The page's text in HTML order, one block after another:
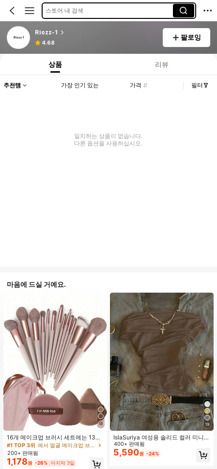
스토어 내 검색
Riozz-1
4.68
팔로잉
상품 리뷰
추천템 가장 인기 있는 가격 필터
일치하는 상품이 없습니다.
다른 옵션을 사용하십시오.
마음에 드실 거예요.
16개 메이크업 브러시 세트에는 13개
메이크업 브러시, 1개 눈물 모양 메이
크업 스펀지, 1개 둥근 쿠션 파우더 브
러시, 1개 삼각형 메이크업 스펀지가
포함되어 있습니다 - 클래식 세트. 부
#1 TOP 3위
에서 얼굴 메이크업 브러시 세트
200+ 판매됨
1,178원 -26% 마지막 3일
19
IslaSuriya 여성용 솔리드 컬러 미니멀
리스트 오프숄더 티셔츠, 캐주얼 일상
복
400+ 판매됨
5,590원 -24%